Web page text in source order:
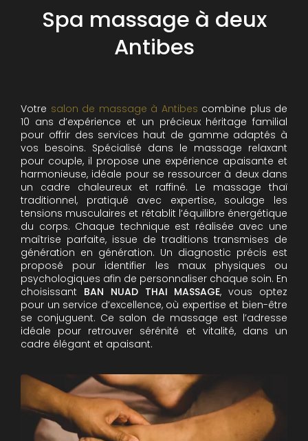
Spa massage à deux
Antibes
Votre salon de massage à Antibes combine plus de
10 ans d’expérience et un précieux héritage familial
pour offrir des services haut de gamme adaptés à
vos besoins. Spécialisé dans le massage relaxant
pour couple, il propose une expérience apaisante et
harmonieuse, idéale pour se ressourcer à deux dans
un cadre chaleureux et raffiné. Le massage thaï
traditionnel, pratiqué avec expertise, soulage les
tensions musculaires et rétablit l’équilibre énergétique
du corps. Chaque technique est réalisée avec une
maîtrise parfaite, issue de traditions transmises de
génération en génération. Un diagnostic précis est
proposé pour identifier les maux physiques ou
psychologiques afin de personnaliser chaque soin. En
choisissant BAN NUAD THAI MASSAGE, vous optez
pour un service d’excellence, où expertise et bien-être
se conjuguent. Ce salon de massage est l’adresse
idéale pour retrouver sérénité et vitalité, dans un
cadre élégant et apaisant.